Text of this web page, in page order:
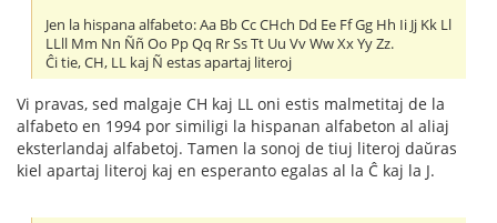
Jen la hispana alfabeto: Aa Bb Cc CHch Dd Ee Ff Gg Hh Ii Jj Kk Ll
LLll Mm Nn Ññ Oo Pp Qq Rr Ss Tt Uu Vv Ww Xx Yy Zz.
Ĉi tie, CH, LL kaj Ñ estas apartaj literoj
Vi pravas, sed malgaje CH kaj LL oni estis malmetitaj de la
alfabeto en 1994 por similigi la hispanan alfabeton al aliaj
eksterlandaj alfabetoj. Tamen la sonoj de tiuj literoj daŭras
kiel apartaj literoj kaj en esperanto egalas al la Ĉ kaj la J.